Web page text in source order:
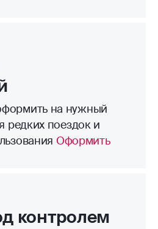
на нужный
редких поездок и
Оформить
контролем